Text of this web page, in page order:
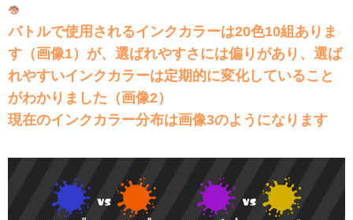
バトルで使用されるインクカラーは20色10組ありま
す（画像1）が、選ばれやすさには偏りがあり、選ば
れやすいインクカラーは定期的に変化していること
がわかりました（画像2）
現在のインクカラー分布は画像3のようになります